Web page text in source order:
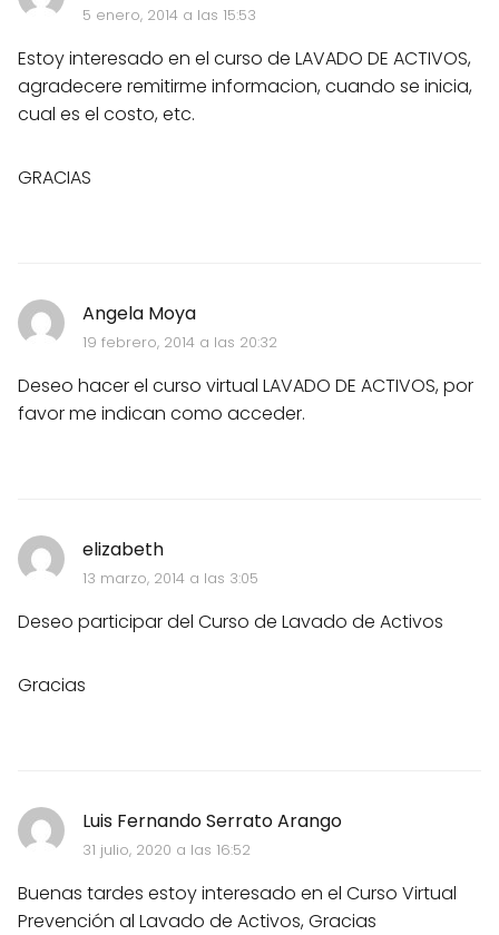
5 enero, 2014 a las 15:53
Estoy interesado en el curso de LAVADO DE ACTIVOS,
agradecere remitirme informacion, cuando se inicia,
cual es el costo, etc.
GRACIAS
Angela Moya
19 febrero, 2014 a las 20:32
Deseo hacer el curso virtual LAVADO DE ACTIVOS, por
favor me indican como acceder.
elizabeth
13 marzo, 2014 a las 3:05
Deseo participar del Curso de Lavado de Activos
Gracias
Luis Fernando Serrato Arango
31 julio, 2020 a las 16:52
Buenas tardes estoy interesado en el Curso Virtual
Prevención al Lavado de Activos, Gracias